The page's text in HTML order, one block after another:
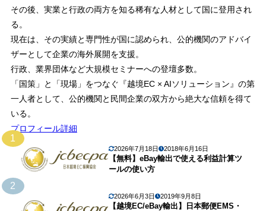
その後、実業と行政の両方を知る稀有な人材として国に登用され
る。
現在は、その実績と専門性が国に認められ、公的機関のアドバイ
ザーとして企業の海外展開を支援。
行政、業界団体など大規模セミナーへの登壇多数。
「国策」と「現場」をつなぐ『越境EC × AIソリューション』の第
一人者として、公的機関と民間企業の双方から絶大な信頼を得て
いる。
プロフィール詳細
1
2026年7月18日 2018年6月16日
【無料】eBay輸出で使える利益計算ツ
ールの使い方
2
2026年6月3日 2019年9月8日
【越境EC/eBay輸出】日本郵便EMS・